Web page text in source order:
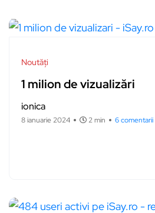
Noutăți
1 milion de vizualizări
ionica
8 ianuarie 2024 2 min 6 comentarii